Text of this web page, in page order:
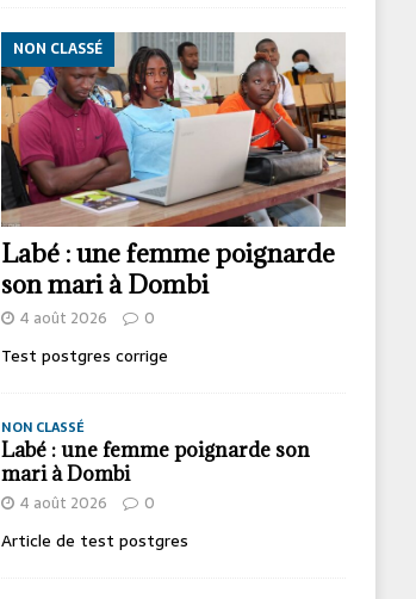
Labé : une femme poignarde
son mari à Dombi
NON CLASSÉ
4 août 2026 0
Test postgres corrige
NON CLASSÉ
Labé : une femme poignarde son
mari à Dombi
4 août 2026 0
Article de test postgres